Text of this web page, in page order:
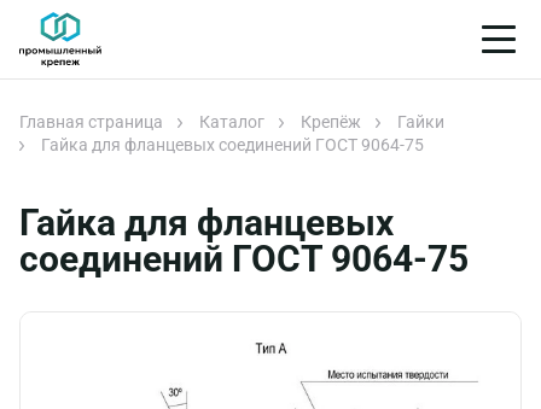
Главная страница Каталог Крепёж
Гайки
Гайка для фланцевых соединений ГОСТ 9064-75
Гайка для фланцевых
соединений ГОСТ 9064-75